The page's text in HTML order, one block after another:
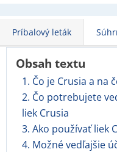
Príbalový leták
Obsah textu
1. Čo je Crusia a na
2. Čo potrebujete
liek Crusia
3. Ako používať liek
4. Možné vedľajšie